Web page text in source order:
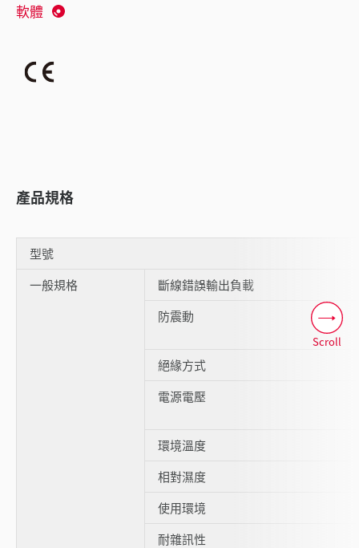
軟體
產品規格
型號
一般規格
斷線錯誤輸出負載
防震動
絕緣方式
電源電壓
環境溫度
相對濕度
使用環境
耐雜訊性
Scroll